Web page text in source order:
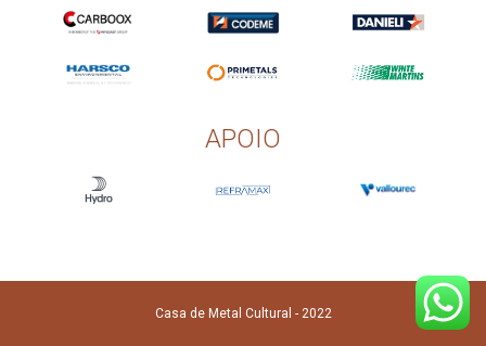
APOIO
Casa de Metal Cultural - 2022